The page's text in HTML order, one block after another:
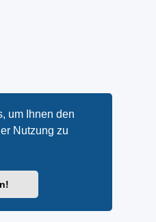
um Ihnen den
Nutzung zu